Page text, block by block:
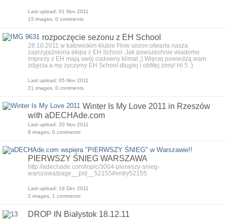
Last upload: 01 Nov 2011
15 images, 0 comments
rozpoczęcie sezonu z EH School
28.10.2011 w katowickim klubie Flow sezon otwarła nasza
zaprzyjaźniona ekipa z EH School. Jak powszechnie wiadomo
imprezy z EH mają swój cudowny klimat ;) Więcej powiedzą wam
zdjęcia a my życzymy EH School długiej i obfitej zimy! Hi 5 :)
Last upload: 05 Nov 2011
21 images, 0 comments
Winter Is My Love 2011 in Rzeszów
with aDECHAde.com
Last upload: 20 Nov 2011
8 images, 0 comments
PIERWSZY ŚNIEG WARSZAWA
http://adechade.com/topic/3004-pierwszy-snieg-
warszawa/page__pid__52155#entry52155
Last upload: 18 Dec 2011
2 images, 1 comments
DROP IN Białystok 18.12.11